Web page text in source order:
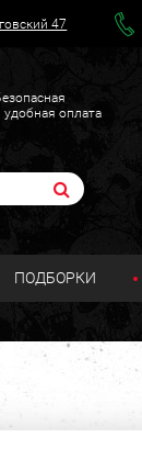
47
удобная оплата
ПОДБОРКИ